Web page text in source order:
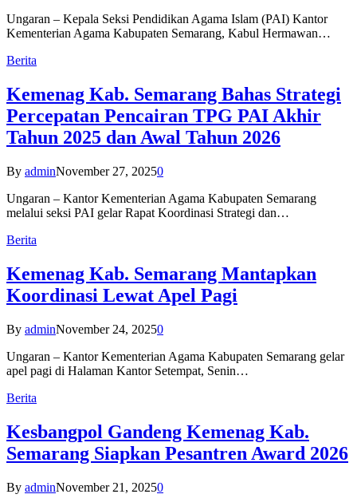
Ungaran – Kepala Seksi Pendidikan Agama Islam (PAI) Kantor
Kementerian Agama Kabupaten Semarang, Kabul Hermawan…
Berita
Kemenag Kab. Semarang Bahas Strategi
Percepatan Pencairan TPG PAI Akhir
Tahun 2025 dan Awal Tahun 2026
By adminNovember 27, 20250
Ungaran – Kantor Kementerian Agama Kabupaten Semarang
melalui seksi PAI gelar Rapat Koordinasi Strategi dan…
Berita
Kemenag Kab. Semarang Mantapkan
Koordinasi Lewat Apel Pagi
By adminNovember 24, 20250
Ungaran – Kantor Kementerian Agama Kabupaten Semarang gelar
apel pagi di Halaman Kantor Setempat, Senin…
Berita
Kesbangpol Gandeng Kemenag Kab.
Semarang Siapkan Pesantren Award 2026
By adminNovember 21, 20250